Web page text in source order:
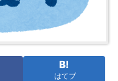
はてブ